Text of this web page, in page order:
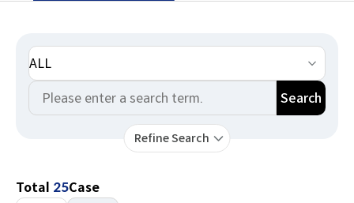
선
택
테
Keyword
Search
Refine Search
Total 25Case